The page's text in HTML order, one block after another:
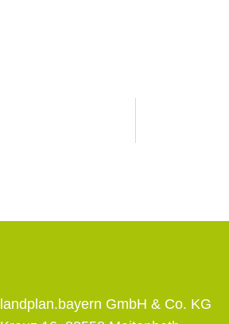
landplan.bayern GmbH & Co. KG